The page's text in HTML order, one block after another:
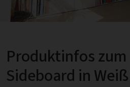
Produktinfos zum
Sideboard in Weiß